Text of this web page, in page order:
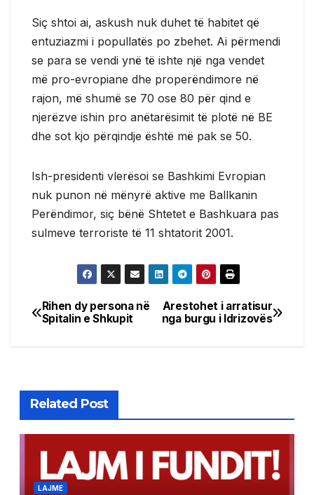
Siç shtoi ai, askush nuk duhet të habitet që
entuziazmi i popullatës po zbehet. Ai përmendi
se para se vendi ynë të ishte një nga vendet
më pro-evropiane dhe properëndimore në
rajon, më shumë se 70 ose 80 për qind e
njerëzve ishin pro anëtarësimit të plotë në BE
dhe sot kjo përqindje është më pak se 50.
Ish-presidenti vlerësoi se Bashkimi Evropian
nuk punon në mënyrë aktive me Ballkanin
Perëndimor, siç bënë Shtetet e Bashkuara pas
sulmeve terroriste të 11 shtatorit 2001.
Post
Arestohet i arratisur
nga burgu i Idrizovës
Rihen dy persona në
Spitalin e Shkupit
Related Post
LAJME